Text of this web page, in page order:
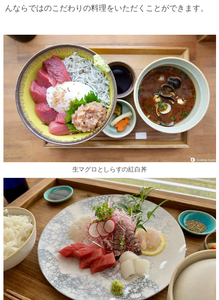
んならではのこだわりの料理をいただくことができます。
生マグロとしらすの紅白丼